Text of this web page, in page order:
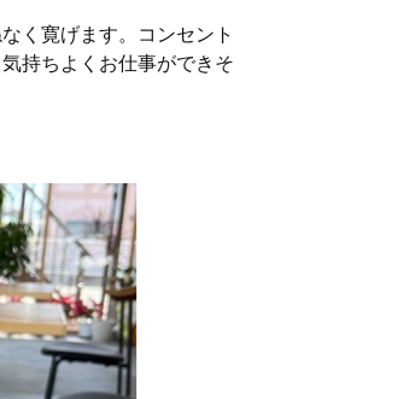
く寛げます。コンセント
持ちよくお仕事ができそ